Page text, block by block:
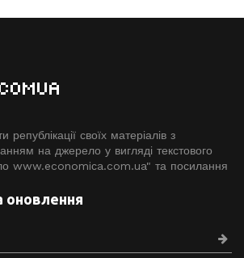
своїх матеріалів з
на джерело у вигляді текстового
www.economiсa.com.ua" та посилання
оновлення